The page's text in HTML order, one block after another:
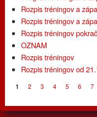
Rozpis tréningov a
Rozpis tréningov a
Rozpis tréningov
OZNAM
Rozpis tréningov
Rozpis tréningov od
Stránky
1 2 3 4 5 6 7